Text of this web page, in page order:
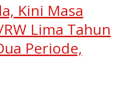
Kini Masa
RW Lima Tahun
Periode,